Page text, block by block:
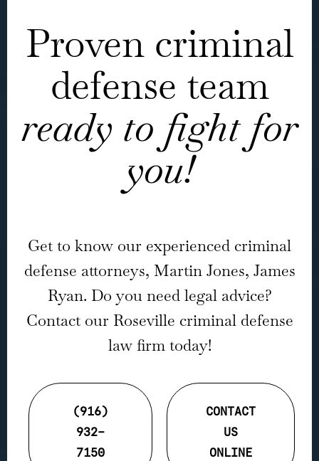
Proven criminal
defense team
ready to fight for
you!
Get to know our experienced criminal
defense attorneys, Martin Jones, James
Ryan. Do you need legal advice?
Contact our Roseville criminal defense
law firm today!
(916)
932-
7150
CONTACT
US
ONLINE